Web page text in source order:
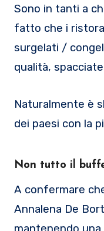
Sono in tanti a
fatto che i
surgelati /
qualità,
Naturalmente è
dei paesi con la
Non tutto il
A confermare
Annalena De